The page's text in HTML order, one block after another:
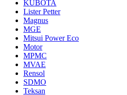
KUBOTA
Lister Petter
Magnus
MGE
Mitsui Power Eco
Motor
MPMC
MVAE
Rensol
SDMO
Teksan